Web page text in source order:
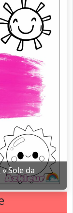
»Sole da